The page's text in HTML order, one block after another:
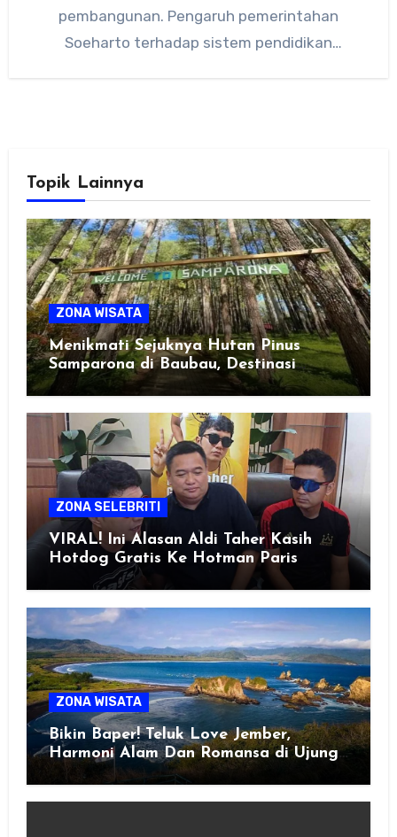
pembangunan. Pengaruh pemerintahan
Soeharto terhadap sistem pendidikan
Topik Lainnya
ZONA WISATA
Menikmati Sejuknya Hutan Pinus
Samparona di Baubau, Destinasi
Healing Favorit!
ZONA SELEBRITI
VIRAL! Ini Alasan Aldi Taher Kasih
Hotdog Gratis Ke Hotman Paris
ZONA WISATA
Bikin Baper! Teluk Love Jember,
Harmoni Alam Dan Romansa di Ujung
Selatan Jawa